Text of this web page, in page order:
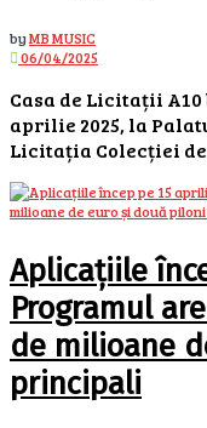
byMB MUSIC
06/04/2025
Casa de Licitații
aprilie 2025, la
Licitația Colecției de
Aplicațiile
Programul
de milioane
principali